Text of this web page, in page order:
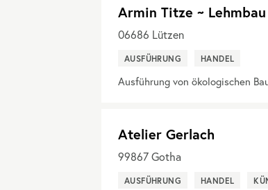
Armin Titze ~
06686 Lützen
AUSFÜHRUNG HANDEL
Ausführung von ökologischen
Atelier Gerlach
99867Gotha
AUSFÜHRUNG HANDEL